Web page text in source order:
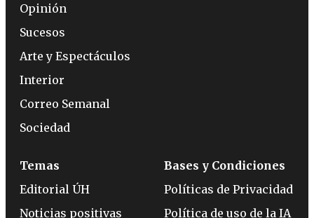
Opinión
Sucesos
Arte y Espectáculos
Interior
Correo Semanal
Sociedad
Temas
Editorial ÚH
Noticias positivas
Bases y Condiciones
Políticas de Privacidad
Política de uso de la IA